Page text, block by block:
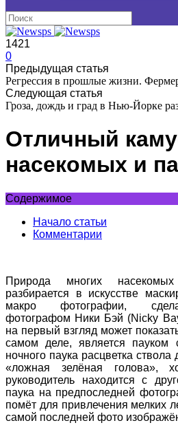
1421
0
Предыдущая статья
Регрессия в прошлые жизни.
Следующая статья
Гроза, дождь и град в Нью-Йорке
Отличный
насекомых и
Содержимое
Начало статьи
Комментарии
Природа многих
разбирается в искусстве
макро фотографии,
фотографом Ники Бэй (Nicky
на первый взгляд может
самом деле, является пауком
ночного паука расцветка
«ложная зелёная голова»,
руководитель находится с
паука на предпоследней
помёт для привлечения мелких
самой последней фото